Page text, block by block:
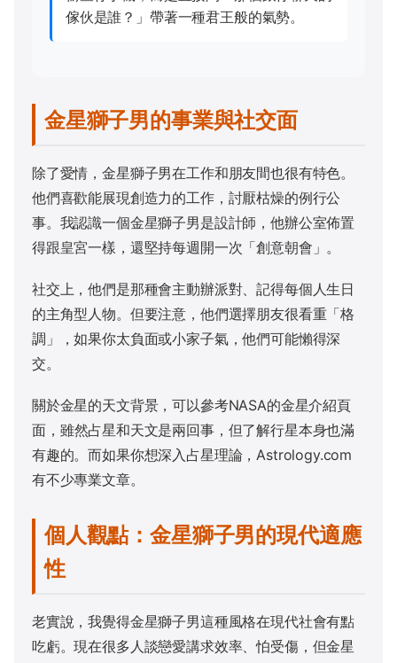
傢伙是誰？」帶著一種君王般的氣勢。
金星獅子男的事業與社交面
除了愛情，金星獅子男在工作和朋友間也很有特色。
他們喜歡能展現創造力的工作，討厭枯燥的例行公
事。我認識一個金星獅子男是設計師，他辦公室佈置
得跟皇宮一樣，還堅持每週開一次「創意朝會」。
社交上，他們是那種會主動辦派對、記得每個人生日
的主角型人物。但要注意，他們選擇朋友很看重「格
調」，如果你太負面或小家子氣，他們可能懶得深
交。
關於金星的天文背景，可以參考NASA的金星介紹頁
面，雖然占星和天文是兩回事，但了解行星本身也滿
有趣的。而如果你想深入占星理論，Astrology.com
有不少專業文章。
個人觀點：金星獅子男的現代適應
性
老實說，我覺得金星獅子男這種風格在現代社會有點
吃虧。現在很多人談戀愛講求效率、怕受傷，但金星